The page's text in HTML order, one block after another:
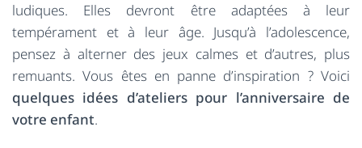
ludiques. Elles devront être adaptées à leur
tempérament et à leur âge. Jusqu’à l’adolescence,
pensez à alterner des jeux calmes et d’autres, plus
remuants. Vous êtes en panne d’inspiration ? Voici
quelques idées d’ateliers pour l’anniversaire de
votre enfant.